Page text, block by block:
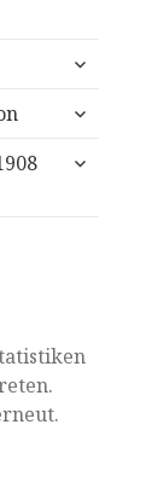
untermenü
untermenü
untermenü